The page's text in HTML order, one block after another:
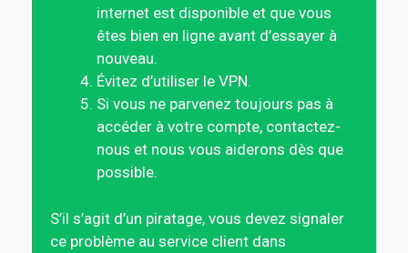
internet est disponible et que vous
êtes bien en ligne avant d’essayer à
nouveau.
Évitez d’utiliser le VPN.
Si vous ne parvenez toujours pas à
accéder à votre compte, contactez-
nous et nous vous aiderons dès que
possible.
S’il s’agit d’un piratage, vous devez signaler
ce problème au service client dans